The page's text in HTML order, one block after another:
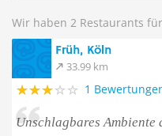
Wir haben 2 Restaurants
Früh, Köln
33.99 km
1
Unschlagbares Ambiente